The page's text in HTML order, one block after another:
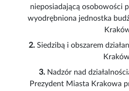
nieposiadającą osobowości
wyodrębniona jednostka
2. Siedzibą i obszarem
3. Nadzór nad
Prezydent Miasta Krakowa